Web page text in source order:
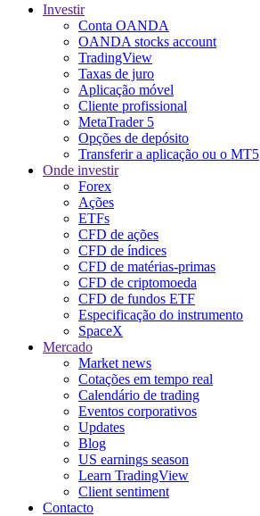
Investir
Conta OANDA
OANDA stocks account
TradingView
Taxas de juro
Aplicação móvel
Cliente profissional
MetaTrader 5
Opções de depósito
Transferir a aplicação ou o MT5
Onde investir
Forex
Ações
ETFs
CFD de ações
CFD de índices
CFD de matérias-primas
CFD de criptomoeda
CFD de fundos ETF
Especificação do instrumento
SpaceX
Mercado
Market news
Cotações em tempo real
Calendário de trading
Eventos corporativos
Updates
Blog
US earnings season
Learn TradingView
Client sentiment
Contacto